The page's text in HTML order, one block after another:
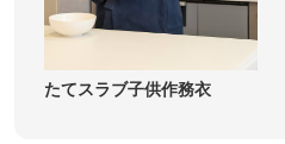
たてスラブ子供作務衣